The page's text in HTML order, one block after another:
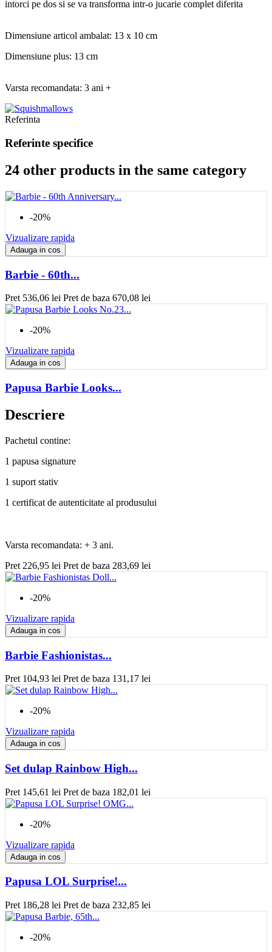
intorci pe dos si se va transforma intr-o jucarie complet diferita
Dimensiune articol ambalat: 13 x 10 cm
Dimensiune plus: 13 cm
Varsta recomandata: 3 ani +
Referinta
Referinte specifice
24 other products in the same category
-20%
Vizualizare rapida
Adauga in cos
Barbie - 60th...
Pret 536,06 lei Pret de baza 670,08 lei
-20%
Vizualizare rapida
Adauga in cos
Papusa Barbie Looks...
Descriere
Pachetul contine:
1 papusa signature
1 suport stativ
1 certificat de autenticitate al produsului
Varsta recomandata: + 3 ani.
Pret 226,95 lei Pret de baza 283,69 lei
-20%
Vizualizare rapida
Adauga in cos
Barbie Fashionistas...
Pret 104,93 lei Pret de baza 131,17 lei
-20%
Vizualizare rapida
Adauga in cos
Set dulap Rainbow High...
Pret 145,61 lei Pret de baza 182,01 lei
-20%
Vizualizare rapida
Adauga in cos
Papusa LOL Surprise!...
Pret 186,28 lei Pret de baza 232,85 lei
-20%